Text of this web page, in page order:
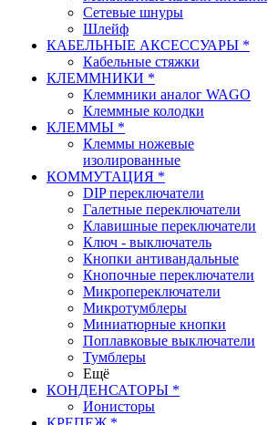
Сетевые шнуры
Шлейф
КАБЕЛЬНЫЕ АКСЕССУАРЫ *
Кабельные стяжки
КЛЕММНИКИ *
Клеммники аналог WAGO
Клеммные колодки
КЛЕММЫ *
Клеммы ножевые
изолированные
КОММУТАЦИЯ *
DIP переключатели
Галетные переключатели
Клавишные переключатели
Ключ - выключатель
Кнопки антивандальные
Кнопочные переключатели
Микропереключатели
Микротумблеры
Миниатюрные кнопки
Поплавковые выключатели
Тумблеры
Ещё
КОНДЕНСАТОРЫ *
Ионисторы